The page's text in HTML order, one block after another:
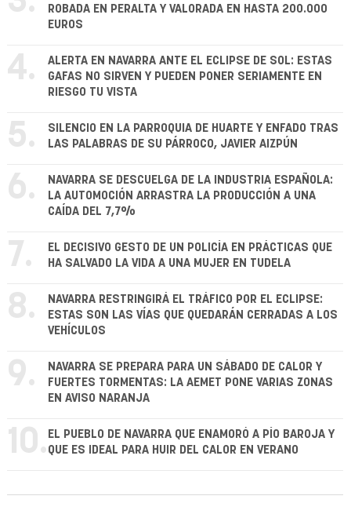
ROBADA EN PERALTA Y VALORADA EN HASTA 200.000
EUROS
4.
ALERTA EN NAVARRA ANTE EL ECLIPSE DE SOL: ESTAS
GAFAS NO SIRVEN Y PUEDEN PONER SERIAMENTE EN
RIESGO TU VISTA
5.
SILENCIO EN LA PARROQUIA DE HUARTE Y ENFADO TRAS
LAS PALABRAS DE SU PÁRROCO, JAVIER AIZPÚN
6.
NAVARRA SE DESCUELGA DE LA INDUSTRIA ESPAÑOLA:
LA AUTOMOCIÓN ARRASTRA LA PRODUCCIÓN A UNA
CAÍDA DEL 7,7%
7.
EL DECISIVO GESTO DE UN POLICÍA EN PRÁCTICAS QUE
HA SALVADO LA VIDA A UNA MUJER EN TUDELA
8.
NAVARRA RESTRINGIRÁ EL TRÁFICO POR EL ECLIPSE:
ESTAS SON LAS VÍAS QUE QUEDARÁN CERRADAS A LOS
VEHÍCULOS
9.
NAVARRA SE PREPARA PARA UN SÁBADO DE CALOR Y
FUERTES TORMENTAS: LA AEMET PONE VARIAS ZONAS
EN AVISO NARANJA
10. EL PUEBLO DE NAVARRA QUE ENAMORÓ A PÍO BAROJA Y
QUE ES IDEAL PARA HUIR DEL CALOR EN VERANO